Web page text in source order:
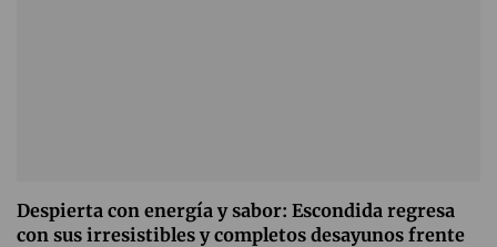
Despierta con energía y sabor: Escondida regresa
con sus irresistibles y completos desayunos frente